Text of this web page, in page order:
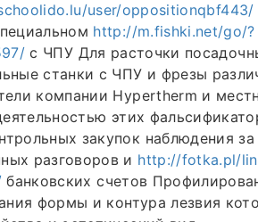
user/oppositionqbf443/
http://m.fishki.net/go/?
с ЧПУ Для расточки
станки с ЧПУ и фрезы
компании Hypertherm и
этих
закупок наблюдения
разговоров и http://fotka.pl/
банковских счетов
формы и контура лезвия